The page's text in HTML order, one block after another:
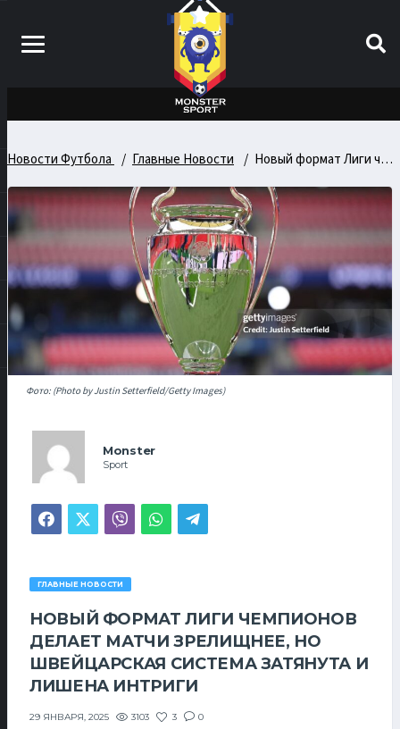
Новости Футбола Главные Новости Новый формат Лиги чемпионов делает матчи зрелищнее, но швейцарская система затянута и лишена интриги
Фото: (Photo by Justin Setterfield/Getty Images)
Monster
Sport
ГЛАВНЫЕ НОВОСТИ
НОВЫЙ ФОРМАТ ЛИГИ ЧЕМПИОНОВ
ДЕЛАЕТ МАТЧИ ЗРЕЛИЩНЕЕ, НО
ШВЕЙЦАРСКАЯ СИСТЕМА ЗАТЯНУТА И
ЛИШЕНА ИНТРИГИ
29 ЯНВАРЯ, 2025 3103 3 0